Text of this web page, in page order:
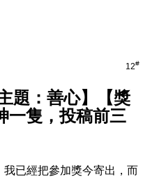
12#
題：善心】【獎
一隻，投稿前三
把參加獎今寄出，而